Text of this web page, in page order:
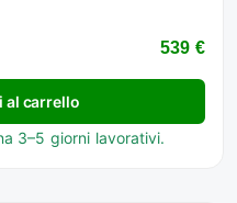
539 €
al carrello
3–5 giorni lavorativi.